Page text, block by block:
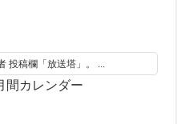
投稿欄「放送塔」。 ...
間カレンダー